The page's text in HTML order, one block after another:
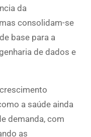
da
consolidam-se
base para a
de dados e
a saúde ainda
demanda, com
as